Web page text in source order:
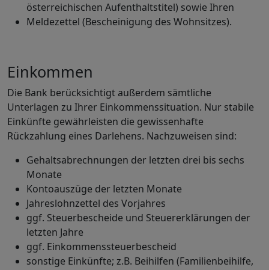
österreichischen Aufenthaltstitel) sowie Ihren
Meldezettel (Bescheinigung des Wohnsitzes).
Einkommen
Die Bank berücksichtigt außerdem sämtliche
Unterlagen zu Ihrer Einkommenssituation. Nur stabile
Einkünfte gewährleisten die gewissenhafte
Rückzahlung eines Darlehens. Nachzuweisen sind:
Gehaltsabrechnungen der letzten drei bis sechs
Monate
Kontoauszüge der letzten Monate
Jahreslohnzettel des Vorjahres
ggf. Steuerbescheide und Steuererklärungen der
letzten Jahre
ggf. Einkommenssteuerbescheid
sonstige Einkünfte; z.B. Beihilfen (Familienbeihilfe,